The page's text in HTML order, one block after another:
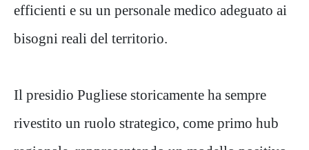
efficienti e su un personale medico adeguato ai
bisogni reali del territorio.
Il presidio Pugliese storicamente ha sempre
rivestito un ruolo strategico, come primo hub